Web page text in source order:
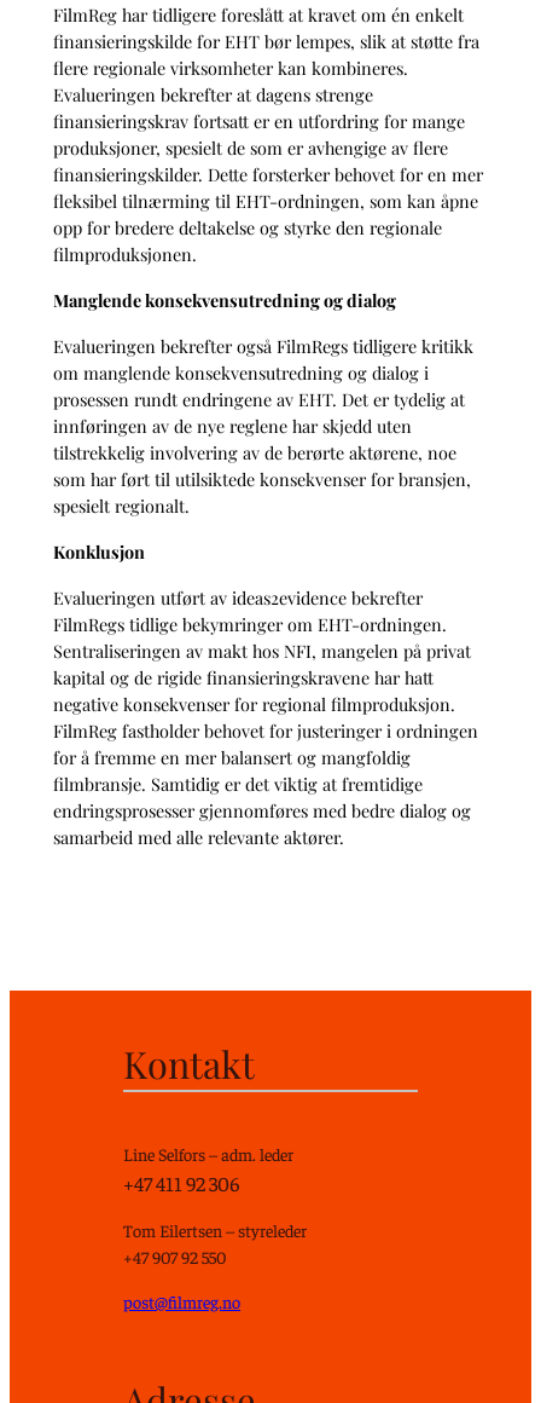
FilmReg har tidligere foreslått at kravet om én enkelt
finansieringskilde for EHT bør lempes, slik at støtte fra
flere regionale virksomheter kan kombineres.
Evalueringen bekrefter at dagens strenge
finansieringskrav fortsatt er en utfordring for mange
produksjoner, spesielt de som er avhengige av flere
finansieringskilder. Dette forsterker behovet for en mer
fleksibel tilnærming til EHT-ordningen, som kan åpne
opp for bredere deltakelse og styrke den regionale
filmproduksjonen.
Manglende konsekvensutredning og dialog
Evalueringen bekrefter også FilmRegs tidligere kritikk
om manglende konsekvensutredning og dialog i
prosessen rundt endringene av EHT. Det er tydelig at
innføringen av de nye reglene har skjedd uten
tilstrekkelig involvering av de berørte aktørene, noe
som har ført til utilsiktede konsekvenser for bransjen,
spesielt regionalt.
Konklusjon
Evalueringen utført av ideas2evidence bekrefter
FilmRegs tidlige bekymringer om EHT-ordningen.
Sentraliseringen av makt hos NFI, mangelen på privat
kapital og de rigide finansieringskravene har hatt
negative konsekvenser for regional filmproduksjon.
FilmReg fastholder behovet for justeringer i ordningen
for å fremme en mer balansert og mangfoldig
filmbransje. Samtidig er det viktig at fremtidige
endringsprosesser gjennomføres med bedre dialog og
samarbeid med alle relevante aktører.
Kontakt
Line Selfors – adm. leder
+47 411 92 306
Tom Eilertsen – styreleder
+47 907 92 550
post@filmreg.no